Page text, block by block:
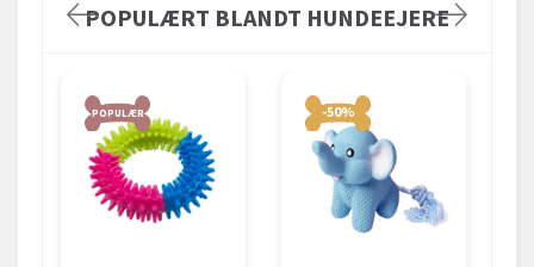
POPULÆRT BLANDT HUNDEEJERE
POPULÆR -50%